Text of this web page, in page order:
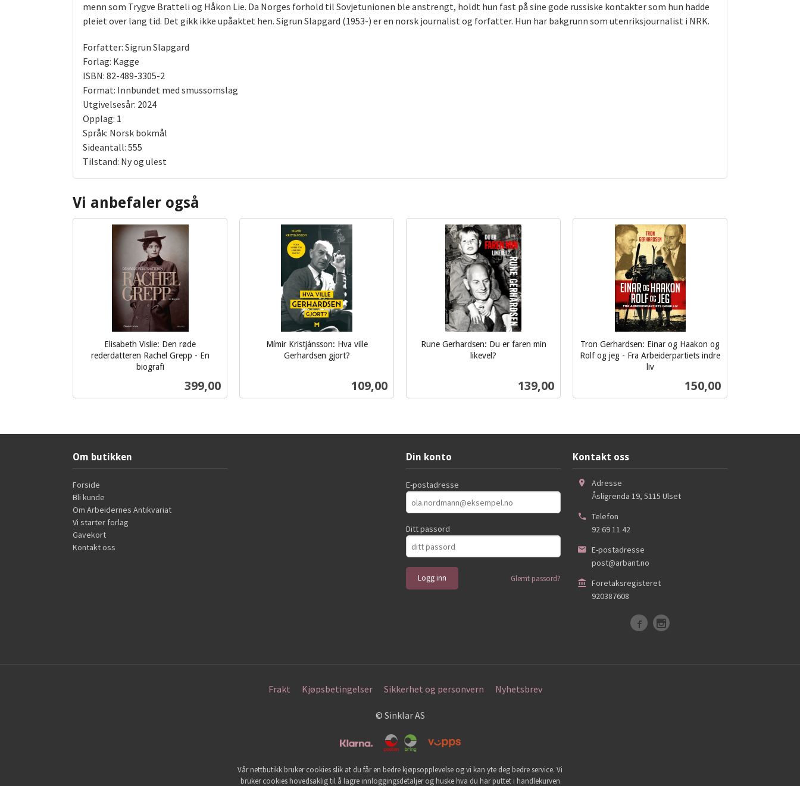
menn som Trygve Bratteli og Håkon Lie. Da Norges forhold til Sovjetunionen ble anstrengt, holdt hun fast på sine gode russiske kontakter som hun hadde
pleiet over lang tid. Det gikk ikke upåaktet hen. Sigrun Slapgard (1953-) er en norsk journalist og forfatter. Hun har bakgrunn som utenriksjournalist i NRK.
Forfatter: Sigrun Slapgard
Forlag: Kagge
ISBN: 82-489-3305-2
Format: Innbundet med smussomslag
Utgivelsesår: 2024
Opplag: 1
Språk: Norsk bokmål
Sideantall: 555
Tilstand: Ny og ulest
Vi anbefaler også
Elisabeth Vislie: Den røde
rederdatteren Rachel Grepp - En
biografi
Pris
399,00
Mímir Kristjánsson: Hva ville
Gerhardsen gjort?
Pris
109,00
Rune Gerhardsen: Du er faren min
likevel?
Pris
139,00
Tron Gerhardsen: Einar og Haakon og
Rolf og jeg - Fra Arbeiderpartiets indre
liv
Pris
150,00
Om butikken
Forside
Bli kunde
Om Arbeidernes Antikvariat
Vi starter forlag
Gavekort
Kontakt oss
Din konto
E-postadresse
Ditt passord
Glemt passord?
Kontakt oss
Adresse
Åsligrenda 19, 5115 Ulset
Telefon
92 69 11 42
E-postadresse
post@arbant.no
Foretaksregisteret
920387608
Frakt Kjøpsbetingelser Sikkerhet og personvern Nyhetsbrev
© Sinklar AS
Vår nettbutikk bruker cookies slik at du får en bedre kjøpsopplevelse og vi kan yte deg bedre service. Vi
bruker cookies hovedsaklig til å lagre innloggingsdetaljer og huske hva du har puttet i handlekurven